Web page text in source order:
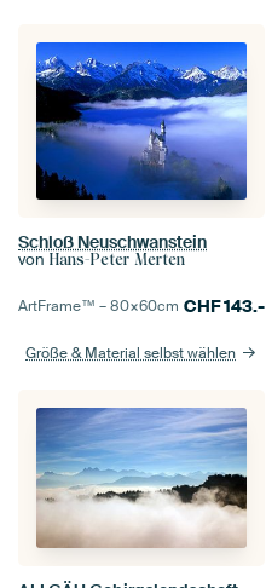
Schloß Neuschwanstein
von Hans-Peter Merten
ArtFrame™ –80×60cm CHF143.-
Größe & Material selbst wählen